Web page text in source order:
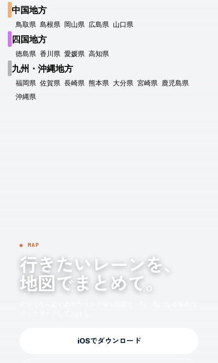
中国地方
鳥取県 島根県 岡山県 広島県 山口県
四国地方
徳島県 香川県 愛媛県 高知県
九州・沖縄地方
福岡県 佐賀県 長崎県 熊本県 大分県 宮崎県 鹿児島県
沖縄県
◉ MAP
行きたいレーンを、
地図でまとめて。
iOSでダウンロード